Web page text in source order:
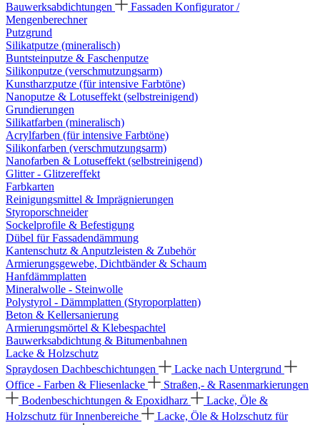
Bauwerksabdichtungen
Fassaden Konfigurator /
Mengenberechner
Putzgrund
Silikatputze (mineralisch)
Buntsteinputze & Faschenputze
Silikonputze (verschmutzungsarm)
Kunstharzputze (für intensive Farbtöne)
Nanoputze & Lotuseffekt (selbstreinigend)
Grundierungen
Silikatfarben (mineralisch)
Acrylfarben (für intensive Farbtöne)
Silikonfarben (verschmutzungsarm)
Nanofarben & Lotuseffekt (selbstreinigend)
Glitter - Glitzereffekt
Farbkarten
Reinigungsmittel & Imprägnierungen
Styroporschneider
Sockelprofile & Befestigung
Dübel für Fassadendämmung
Kantenschutz & Anputzleisten & Zubehör
Armierungsgewebe, Dichtbänder & Schaum
Hanfdämmplatten
Mineralwolle - Steinwolle
Polystyrol - Dämmplatten (Styroporplatten)
Beton & Kellersanierung
Armierungsmörtel & Klebespachtel
Bauwerksabdichtung & Bitumenbahnen
Lacke & Holzschutz
Spraydosen Dachbeschichtungen
Lacke nach Untergrund
Office - Farben & Fliesenlacke
Straßen,- & Rasenmarkierungen
Bodenbeschichtungen & Epoxidharz
Lacke, Öle &
Holzschutz für Innenbereiche
Lacke, Öle & Holzschutz für